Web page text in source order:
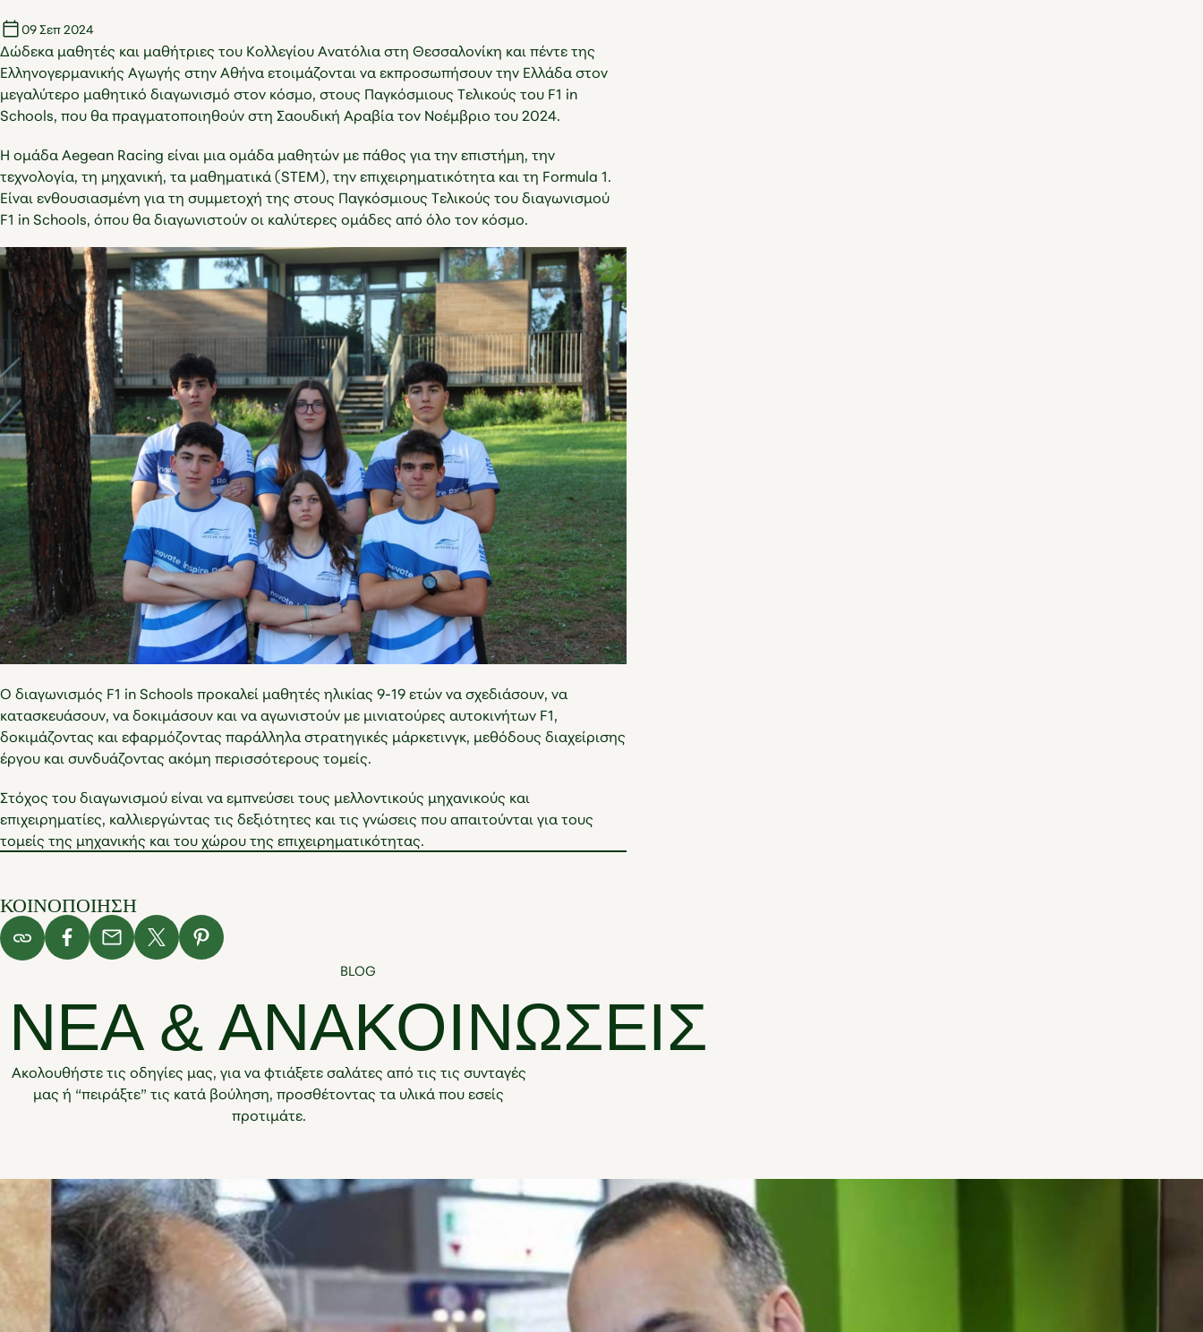
09 Σεπ 2024
Δώδεκα μαθητές και μαθήτριες του Κολλεγίου Ανατόλια στη Θεσσαλονίκη και πέντε της
Ελληνογερμανικής Αγωγής στην Αθήνα ετοιμάζονται να εκπροσωπήσουν την Ελλάδα στον
μεγαλύτερο μαθητικό διαγωνισμό στον κόσμο, στους Παγκόσμιους Τελικούς του F1 in
Schools, που θα πραγματοποιηθούν στη Σαουδική Αραβία τον Νοέμβριο του 2024.
Η ομάδα Aegean Racing είναι μια ομάδα μαθητών με πάθος για την επιστήμη, την
τεχνολογία, τη μηχανική, τα μαθηματικά (STEM), την επιχειρηματικότητα και τη Formula 1.
Είναι ενθουσιασμένη για τη συμμετοχή της στους Παγκόσμιους Τελικούς του διαγωνισμού
F1 in Schools, όπου θα διαγωνιστούν οι καλύτερες ομάδες από όλο τον κόσμο.
Ο διαγωνισμός F1 in Schools προκαλεί μαθητές ηλικίας 9-19 ετών να σχεδιάσουν, να
κατασκευάσουν, να δοκιμάσουν και να αγωνιστούν με μινιατούρες αυτοκινήτων F1,
δοκιμάζοντας και εφαρμόζοντας παράλληλα στρατηγικές μάρκετινγκ, μεθόδους διαχείρισης
έργου και συνδυάζοντας ακόμη περισσότερους τομείς.
Στόχος του διαγωνισμού είναι να εμπνεύσει τους μελλοντικούς μηχανικούς και
επιχειρηματίες, καλλιεργώντας τις δεξιότητες και τις γνώσεις που απαιτούνται για τους
τομείς της μηχανικής και του χώρου της επιχειρηματικότητας.
ΚΟΙΝΟΠΟΙΗΣΗ
BLOG
ΝΕΑ & ΑΝΑΚΟΙΝΩΣΕΙΣ
Ακολουθήστε τις οδηγίες μας, για να φτιάξετε σαλάτες από τις τις συνταγές
μας ή “πειράξτε” τις κατά βούληση, προσθέτοντας τα υλικά που εσείς
προτιμάτε.